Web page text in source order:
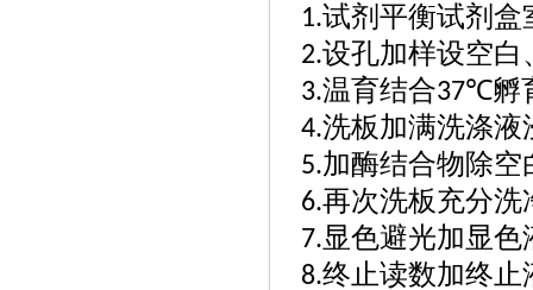
1.试剂平衡试剂
2.设孔加样设空白
3.温育结合37℃孵
4.洗板加满洗涤液
5.加酶结合物除
6.再次洗板充分洗
7.显色避光加显
8.终止读数加终